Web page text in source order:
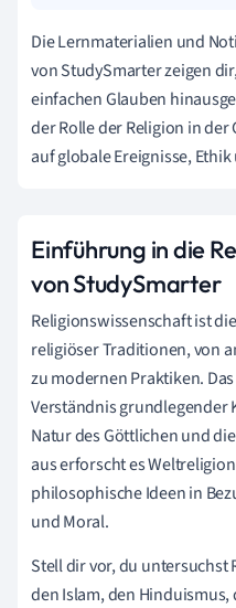
Die Lernmaterialien und
von StudySmarter zeigen
einfachen Glauben
der Rolle der Religion in
auf globale Ereignisse,
Einführung in die
von StudySmarter
Religionswissenschaft ist
religiöser Traditionen, von
zu modernen Praktiken.
Verständnis grundlegender
Natur des Göttlichen und
aus erforscht es
philosophische Ideen in
und Moral.
Stell dir vor, du untersuchst
den Islam, den